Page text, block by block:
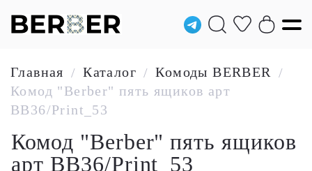
Главная / Каталог / Комоды BERBER /
Комод "Berber" пять ящиков арт
BB36/Print_53
Комод "Berber" пять ящиков
арт BB36/Print_53